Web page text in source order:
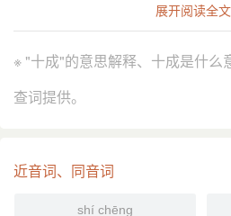
《楚辞·天问》：“璜臺十成
引 宋 许月卿 《多谢》诗：“园
⒊ 犹完全。
夜顿苏。今十成无事，但
展开阅读全
※ "十成"的意思解释、十成是什么
查词提供。
近音词、同音词
shí chēng